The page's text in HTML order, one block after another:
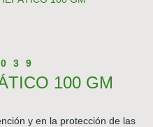
100 GM
y en la protección de las